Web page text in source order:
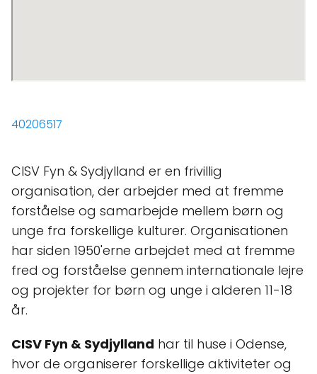
40206517
CISV Fyn & Sydjylland er en frivillig
organisation, der arbejder med at fremme
forståelse og samarbejde mellem børn og
unge fra forskellige kulturer. Organisationen
har siden 1950'erne arbejdet med at fremme
fred og forståelse gennem internationale lejre
og projekter for børn og unge i alderen 11-18
år.
CISV Fyn & Sydjylland har til huse i Odense,
hvor de organiserer forskellige aktiviteter og